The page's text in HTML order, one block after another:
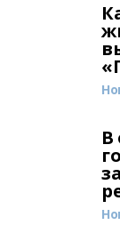
В